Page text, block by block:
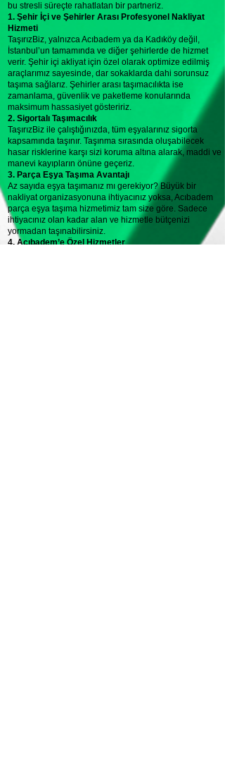
bu stresli süreçte rahatlatan bir partneriz.
1. Şehir İçi ve Şehirler Arası Profesyonel Nakliyat
Hizmeti
TaşırızBiz, yalnızca Acıbadem ya da Kadıköy değil,
İstanbul’un tamamında ve diğer şehirlerde de hizmet
verir. Şehir içi akliyat için özel olarak optimize edilmiş
araçlarımız sayesinde, dar sokaklarda dahi sorunsuz
taşıma sağlarız. Şehirler arası taşımacılıkta ise
zamanlama, güvenlik ve paketleme konularında
maksimum hassasiyet gösteririz.
2. Sigortalı Taşımacılık
TaşırızBiz ile çalıştığınızda, tüm eşyalarınız sigorta
kapsamında taşınır. Taşınma sırasında oluşabilecek
hasar risklerine karşı sizi koruma altına alarak, maddi ve
manevi kayıpların önüne geçeriz.
3. Parça Eşya Taşıma Avantajı
Az sayıda eşya taşımanız mı gerekiyor? Büyük bir
nakliyat organizasyonuna ihtiyacınız yoksa, Acıbadem
parça eşya taşıma hizmetimiz tam size göre. Sadece
ihtiyacınız olan kadar alan ve hizmetle bütçenizi
yormadan taşınabilirsiniz.
4. Acıbadem’e Özel Hizmetler